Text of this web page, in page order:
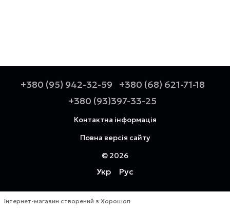
+380 (95) 942-32-59
+380 (68) 621-71-18
+380 (93)397-33-25
Контактна інформація
Повна версія сайту
© 2026
Укр Рус
Інтернет-магазин створений з Хорошоп